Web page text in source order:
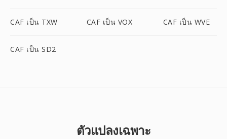
CAF เป็น TXW CAF เป็น VOX CAF เป็น WVE
CAF เป็น SD2
ตัวแปลงเฉพาะ